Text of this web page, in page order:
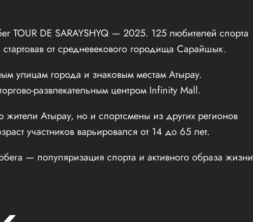
TOUR DE SARAYSHYQ — 2025. 125 любителей спорта
от средневекового городища Сарайшык.
улицам города и знаковым местам Атырау.
развлекательным центром Infinity Mall.
жители Атырау, но и спортсмены из других регионов
участников варьировался от 14 до 65 лет.
— популяризация спорта и активного образа жизни